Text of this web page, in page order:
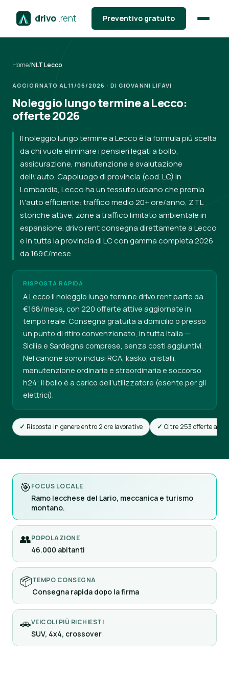
drivo .rent Preventivo gratuito
Home/NLT Lecco
AGGIORNATO AL 11/06/2026 · DI GIOVANNI LIFAVI
Noleggio lungo termine a Lecco:
offerte 2026
Il noleggio lungo termine a Lecco è la formula più scelta
da chi vuole eliminare i pensieri legati a bollo,
assicurazione, manutenzione e svalutazione
dell\'auto. Capoluogo di provincia (cod. LC) in
Lombardia, Lecco ha un tessuto urbano che premia
l\'auto efficiente: traffico medio 20+ ore/anno, ZTL
storiche attive, zone a traffico limitato ambientale in
espansione. drivo.rent consegna direttamente a Lecco
e in tutta la provincia di LC con gamma completa 2026
da 169€/mese.
RISPOSTA RAPIDA
A Lecco il noleggio lungo termine drivo.rent parte da
€168/mese, con 220 offerte attive aggiornate in
tempo reale. Consegna gratuita a domicilio o presso
un punto di ritiro convenzionato, in tutta Italia —
Sicilia e Sardegna comprese, senza costi aggiuntivi.
Nel canone sono inclusi RCA, kasko, cristalli,
manutenzione ordinaria e straordinaria e soccorso
h24; il bollo è a carico dell’utilizzatore (esente per gli
elettrici).
Risposta in genere entro 2 ore lavorative Oltre 253 offerte attive
🎯FOCUS LOCALE
Ramo lecchese del Lario, meccanica e turismo
montano.
👥POPOLAZIONE
46.000 abitanti
📦TEMPO CONSEGNA
Consegna rapida dopo la firma
🚗VEICOLI PIÙ RICHIESTI
SUV, 4x4, crossover